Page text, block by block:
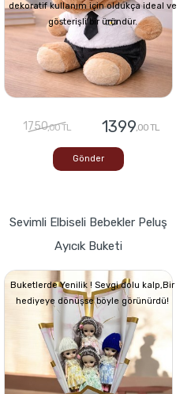
dekoratif kullanım için oldukça ideal ve
gösterişli bir üründür.
1750,00 TL 1399,00 TL
Gönder
Sevimli Elbiseli Bebekler Peluş
Ayıcık Buketi
Buketlerde Yenilik ! Sevgi dolu kalp,Bir
hediyeye dönüşse böyle görünürdü!